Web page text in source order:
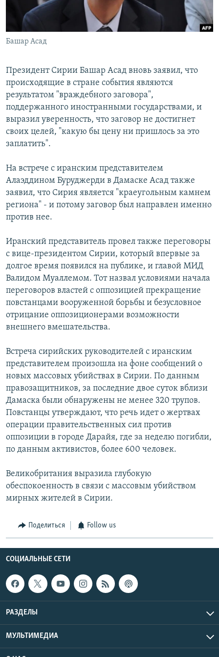
Հայերեն
English
Все сайты Радио Азатутюн
Башар Асад
Президент Сирии Башар Асад вновь заявил, что
происходящие в стране события являются
результатом "враждебного заговора",
поддержанного иностранными государствами, и
выразил уверенность, что заговор не достигнет
своих целей, "какую бы цену ни пришлось за это
заплатить".
На встрече с иранским представителем
Алаэддином Буруджерди в Дамаске Асад также
заявил, что Сирия является "краеугольным камнем
региона" - и потому заговор был направлен именно
против нее.
Иранский представитель провел также переговоры
с вице-президентом Сирии, который впервые за
долгое время появился на публике, и главой МИД
Валидом Муаллемом. Тот назвал условиями начала
переговоров властей с оппозицией прекращение
повстанцами вооруженной борьбы и безусловное
отрицание оппозиционерами возможности
внешнего вмешательства.
Встреча сирийских руководителей с иранским
представителем произошла на фоне сообщений о
новых массовых убийствах в Сирии. По данным
правозащитников, за последние двое суток вблизи
Дамаска были обнаружены не менее 320 трупов.
Повстанцы утверждают, что речь идет о жертвах
операции правительственных сил против
оппозиции в городе Дарайя, где за неделю погибли,
по данным активистов, более 600 человек.
Великобритания выразила глубокую
обеспокоенность в связи с массовым убийством
мирных жителей в Сирии.
Поделиться Follow us
СОЦИАЛЬНЫЕ СЕТИ
РАЗДЕЛЫ
МУЛЬТИМЕДИА